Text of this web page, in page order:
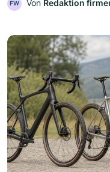
FW Von Redaktion